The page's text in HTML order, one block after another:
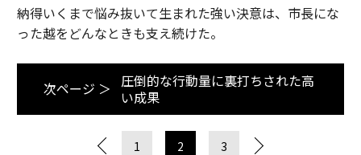
納得いくまで悩み抜いて生まれた強い決意は、市長にな
った越をどんなときも支え続けた。
次ページ ＞
圧倒的な行動量に裏打ちされた高
い成果
1 2 3